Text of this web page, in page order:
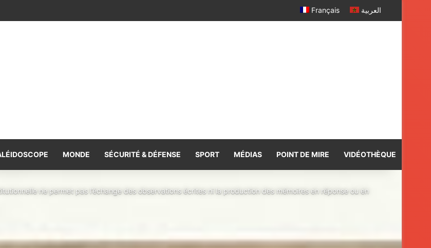
des médias publics par les partis politiques Français العربية
MONDE SÉCURITÉ & DÉFENSE SPORT MÉDIAS POINT DE MIRE VIDÉOTHÈQUE
ne permet pas l’échange des observations écrites ni la production des mémoires en réponse ou en